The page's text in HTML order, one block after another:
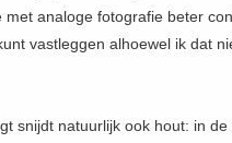
met analoge fotografie beter
vastleggen alhoewel ik dat
snijdt natuurlijk ook hout: in